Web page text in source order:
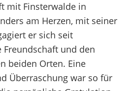
mit Finsterwalde in
am Herzen, mit seiner
er sich seit
Freundschaft und den
beiden Orten. Eine
Überraschung war so für